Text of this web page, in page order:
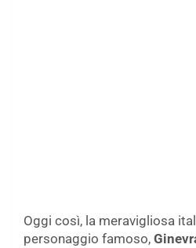
Oggi così, la meravigliosa
personaggio famoso,